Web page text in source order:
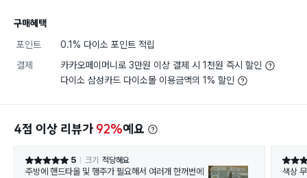
구매혜택
포인트
0.1% 다이소 포인트 적립
결제
카카오페이머니로 3만원 이상 결제 시 1천원 즉시 할인
다이소 삼성카드 다이소몰 이용금액의 1% 할인
4점 이상 리뷰가 92%예요
별점 5점 5 크기 적당해요
주방에 핸드타올 및 행주가 필요해서 여러개 한꺼번에
별점 5
색상